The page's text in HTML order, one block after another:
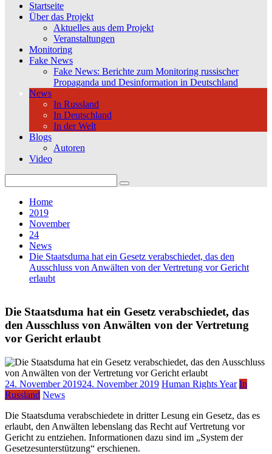
Startseite
Über das Projekt
Aktuelles aus dem Projekt
Veranstaltungen
Monitoring
Fake News
Fake News: Berichte zum Monitoring russischer
Propaganda und Desinformation in Deutschland
News
In Russland
In Deutschland
In der Welt
Blogs
Autoren
Video
for:
Home
2019
November
24
News
Die Staatsduma hat ein Gesetz verabschiedet, das den
Ausschluss von Anwälten von der Vertretung vor Gericht
erlaubt
Die Staatsduma hat ein Gesetz verabschiedet, das
den Ausschluss von Anwälten von der Vertretung
vor Gericht erlaubt
24. November 201924. November 2019 Human Rights Year In
Russland News
Die Staatsduma verabschiedete in dritter Lesung ein Gesetz, das es
erlaubt, den Anwälten lebenslang das Recht auf Vertretung vor
Gericht zu entziehen. Informationen dazu sind im „System der
Gesetzesunterstützung“ erschienen.